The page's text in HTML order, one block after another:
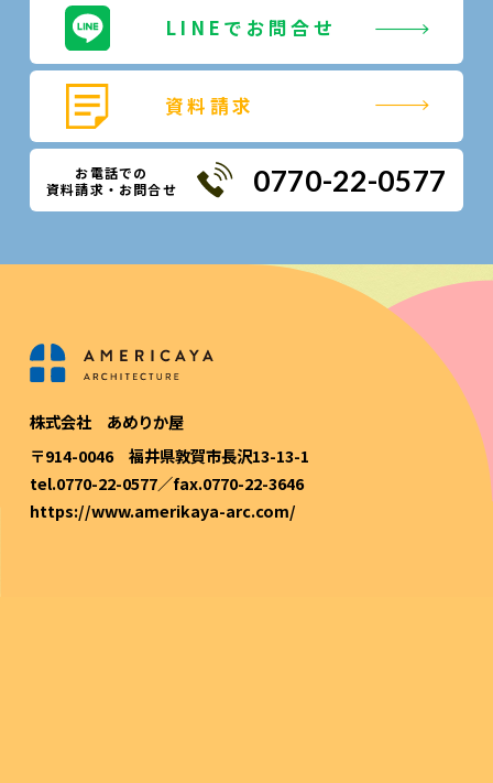
LINEでお問合せ
資料請求
お電話での
資料請求・お問合せ
0770-22-0577
株式会社 あめりか屋
〒914-0046 福井県敦賀市長沢13-13-1
tel.0770-22-0577／fax.0770-22-3646
https://www.amerikaya-arc.com/